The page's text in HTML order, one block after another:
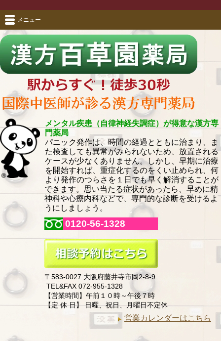
メンタル疾患（自律神経失調症）が得意な漢方専
門薬局
パニック発作は、時間の経過とともに治まり、ま
た検査しても異常がみられないため、放置される
ケースが少なくありません。しかし、早期に治療
を開始すれば、重症化するのをくい止められ、何
より発作のつらさを１日でも早く解消することが
できます。思い当たる症状があったら、早めに精
神科や心療内科などで、専門的な診断を受けるよ
うにしましょう。
0120-56-1328
〒583-0027 大阪府藤井寺市岡2-8-9
TEL&FAX 072-955-1328
【営業時間】午前１０時～午後７時
【定 休 日】 日曜、祝日、月曜日不定休
営業カレンダーはこちら
メニュー